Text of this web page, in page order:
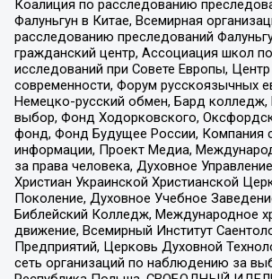
Коалиция по расследованию
Фалуньгун в Китае, Всемирная
расследованию преследований
гражданский центр, Ассоциация школ
исследований при Совете Европы,
современности, Форум русскоязычных
Немецко-русский обмен, Бард колледж,
выбор, Фонд Ходорковского,
фонд, Фонд Будущее России, Компания
информации, Проект Медиа,
за права человека, Духовное
Христиан Украинской Христианской
Поколение, Духовное Учебное
Библейский Колледж, Международное
движение, Всемирный Институт
Предприятий, Церковь Духовной
сеть организаций по наблюдению за